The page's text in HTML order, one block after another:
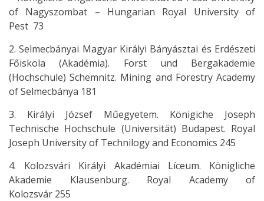
of Nagyszombat – Hungarian Royal University of
Pest 73
2. Selmecbányai Magyar Királyi Bányásztai és Erdészeti
Főiskola (Akadémia). Forst und Bergakademie
(Hochschule) Schemnitz. Mining and Forestry Academy
of Selmecbánya 181
3. Királyi József Műegyetem. Königiche Joseph
Technische Hochschule (Universität) Budapest. Royal
Joseph University of Technilogy and Economics 245
4. Kolozsvári Királyi Akadémiai Líceum. Königliche
Akademie Klausenburg. Royal Academy of
Kolozsvár 255